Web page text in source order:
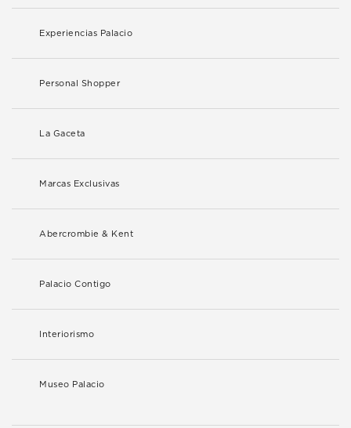
Experiencias Palacio
Personal Shopper
La Gaceta
Marcas Exclusivas
Abercrombie & Kent
Palacio Contigo
Interiorismo
Museo Palacio